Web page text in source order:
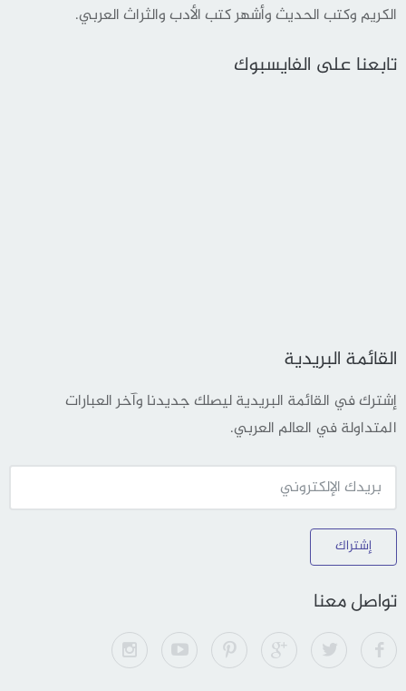
الكريم وكتب الحديث وأشهر كتب الأدب والثراث العربي.
تابعنا على الفايسبوك
القائمة البريدية
إشترك في القائمة البريدية ليصلك جديدنا وآخر العبارات
المتداولة في العالم العربي.
إشتراك
تواصل معنا